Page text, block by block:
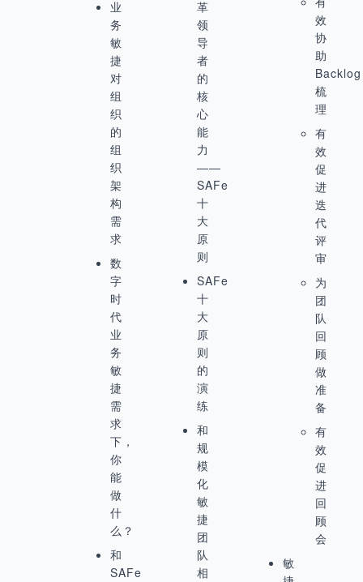
业
务
敏
捷
对
组
织
的
组
织
架
构
需
求
数
字
时
代
业
务
敏
捷
需
求
下，
你
能
做
什
么？
和
SAFe
革
领
导
者
的
核
心
能
力
——
SAFe
十
大
原
则
SAFe
十
大
原
则
的
演
练
和
规
模
化
敏
捷
团
队
相
效
协
助
Backlog
梳
理
有
效
促
进
迭
代
评
审
为
团
队
回
顾
做
准
备
有
效
促
进
回
顾
会
敏